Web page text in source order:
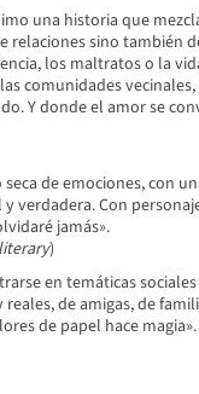
una historia que
relaciones sino también
los maltratos o la
comunidades
Y donde el amor se
de emociones, con
verdadera. Con
jamás».
)
en temáticas
de amigas, de
de papel hace magia».